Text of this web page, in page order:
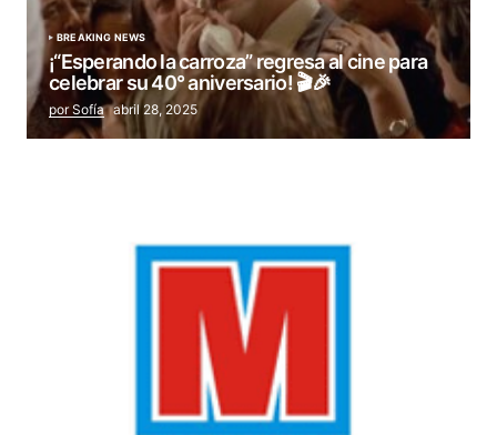
BREAKING NEWS
¡“Esperando la carroza” regresa al cine para
celebrar su 40° aniversario! 🎬🎉
por Sofía abril 28, 2025